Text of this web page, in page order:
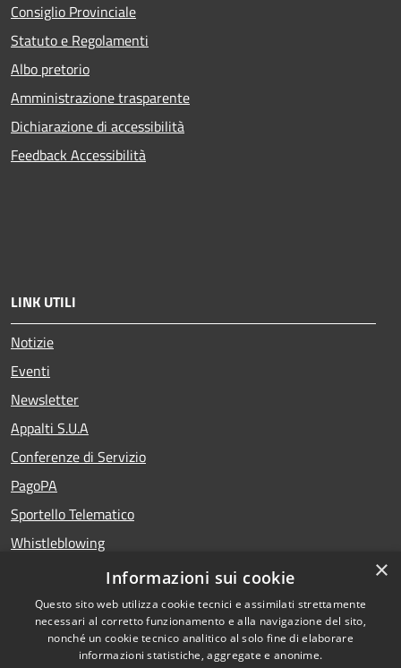
Consiglio Provinciale
Statuto e Regolamenti
Albo pretorio
Amministrazione trasparente
Dichiarazione di accessibilità
Feedback Accessibilità
LINK UTILI
Notizie
Eventi
Newsletter
Appalti S.U.A
Conferenze di Servizio
PagoPA
Sportello Telematico
Whistleblowing
Teatro del Fuoco
Portale Storico della Provincia di Foggia
×
Informazioni sui cookie
Questo sito web utilizza cookie tecnici e assimilati strettamente
necessari al corretto funzionamento e alla navigazione del sito,
nonché un cookie tecnico analitico al solo fine di elaborare
informazioni statistiche, aggregate e anonime.